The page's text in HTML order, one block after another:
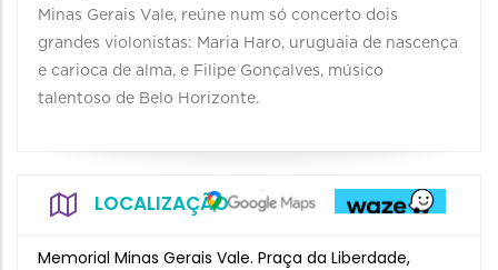
Minas Gerais Vale, reúne num só concerto dois
grandes violonistas: Maria Haro, uruguaia de nascença
e carioca de alma, e Filipe Gonçalves, músico
talentoso de Belo Horizonte.
LOCALIZAÇÃO
Memorial Minas Gerais Vale. Praça da Liberdade,